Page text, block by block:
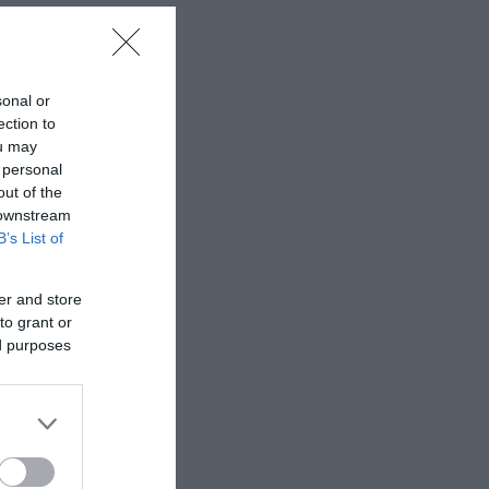
or
to
may
of the
List of
and store
grant or
purposes